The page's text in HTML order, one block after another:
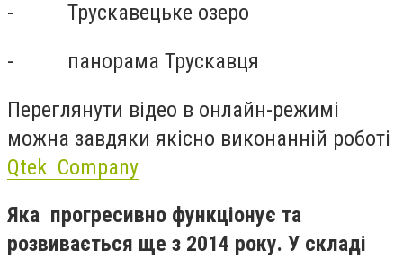
- Трускавецьке озеро
- панорама Трускавця
Переглянути відео в онлайн-режимі
можна завдяки якісно виконанній роботі
Qtek Company
Яка прогресивно функціонує та
розвивається ще з 2014 року. У складі